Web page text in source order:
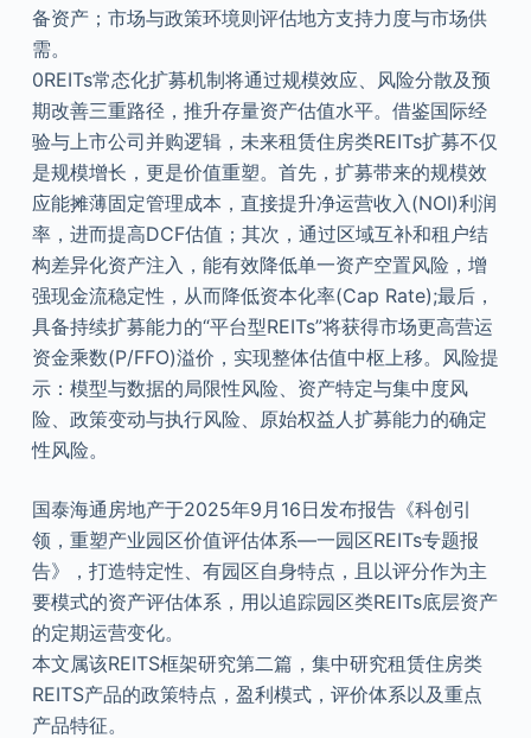
备资产；市场与政策环境则评估地方支持力度与市场供
需。
0REITs常态化扩募机制将通过规模效应、风险分散及预
期改善三重路径，推升存量资产估值水平。借鉴国际经
验与上市公司并购逻辑，未来租赁住房类REITs扩募不仅
是规模增长，更是价值重塑。首先，扩募带来的规模效
应能摊薄固定管理成本，直接提升净运营收入(NOI)利润
率，进而提高DCF估值；其次，通过区域互补和租户结
构差异化资产注入，能有效降低单一资产空置风险，增
强现金流稳定性，从而降低资本化率(Cap Rate);最后，
具备持续扩募能力的“平台型REITs”将获得市场更高营运
资金乘数(P/FFO)溢价，实现整体估值中枢上移。风险提
示：模型与数据的局限性风险、资产特定与集中度风
险、政策变动与执行风险、原始权益人扩募能力的确定
性风险。
国泰海通房地产于2025年9月16日发布报告《科创引
领，重塑产业园区价值评估体系—一园区REITs专题报
告》，打造特定性、有园区自身特点，且以评分作为主
要模式的资产评估体系，用以追踪园区类REITs底层资产
的定期运营变化。
本文属该REITS框架研究第二篇，集中研究租赁住房类
REITS产品的政策特点，盈利模式，评价体系以及重点
产品特征。